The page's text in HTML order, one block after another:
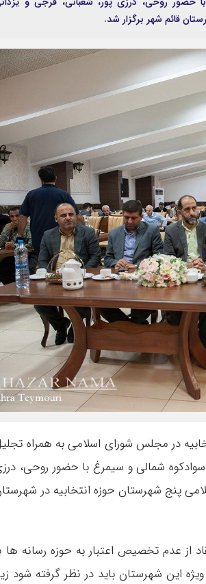
قائم شهر برگزار شد.
در مجلس شورای اسلامی به همراه
سوادکوه شمالی و سیمرغ با حضور روحی،
پنج شهرستان حوزه انتخابیه در
از عدم تخصیص اعتبار به حوزه رسانه ها
این شهرستان باید در نظر گرفته شود